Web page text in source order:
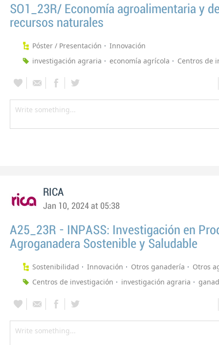
SO1_23R/ Economía agroalimentaria y
recursos naturales
Póster / Presentación
Innovación
investigación agraria
economía agrícola Centros de
RICA
Jan 10, 2024 at 05:38
A25_23R - INPASS: Investigación en
Agroganadera Sostenible y Saludable
Sostenibilidad Innovación Otros ganadería
Otros
Centros de investigación
investigación agraria